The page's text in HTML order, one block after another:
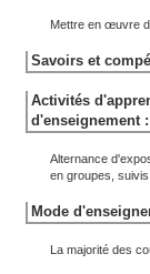
Mettre en œuvre
Savoirs et
Activités
d'enseignement :
Alternance
en groupes,
Mode
La majorité des